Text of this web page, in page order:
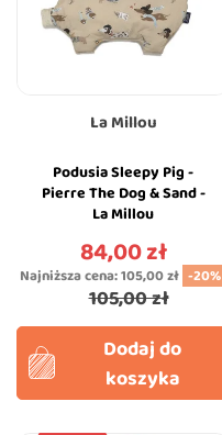
La Millou
Podusia Sleepy Pig -
Pierre The Dog & Sand -
La Millou
Cena
84,00 zł
Najniższa cena:105,00 zł -20%
105,00 zł
Dodaj do
koszyka